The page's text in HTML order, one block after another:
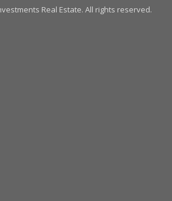
Real Estate. All rights reserved.